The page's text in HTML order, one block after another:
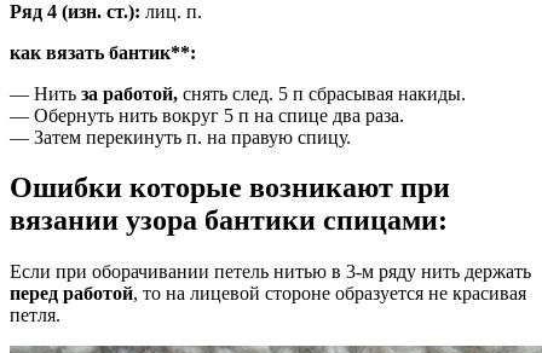
Ряд 4 (изн. ст.): лиц. п.
как вязать бантик**:
— Нить за работой, снять след. 5 п сбрасывая накиды.
— Обернуть нить вокруг 5 п на спице два раза.
— Затем перекинуть п. на правую спицу.
Ошибки которые возникают при
вязании узора бантики спицами:
Если при оборачивании петель нитью в 3-м ряду нить держать
перед работой, то на лицевой стороне образуется не красивая
петля.